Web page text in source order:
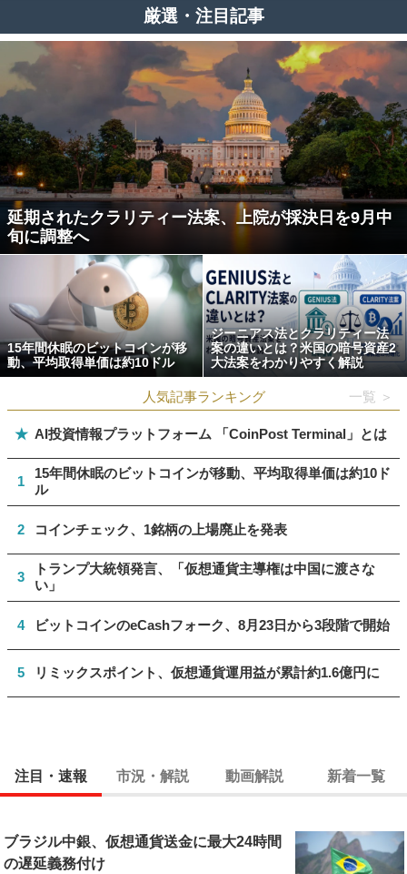
厳選・注目記事
延期されたクラリティー法案、上院が採決日を9月中
旬に調整へ
15年間休眠のビットコインが移
動、平均取得単価は約10ドル
ジーニアス法とクラリティー法
案の違いとは？米国の暗号資産2
大法案をわかりやすく解説
人気記事ランキング 一覧 ＞
★ AI投資情報プラットフォーム 「CoinPost Terminal」とは
1
15年間休眠のビットコインが移動、平均取得単価は約10ド
ル
2 コインチェック、1銘柄の上場廃止を発表
3
トランプ大統領発言、「仮想通貨主導権は中国に渡さな
い」
4 ビットコインのeCashフォーク、8月23日から3段階で開始
5 リミックスポイント、仮想通貨運用益が累計約1.6億円に
注目・速報 市況・解説 動画解説 新着一覧
ブラジル中銀、仮想通貨送金に最大24時間
の遅延義務付け